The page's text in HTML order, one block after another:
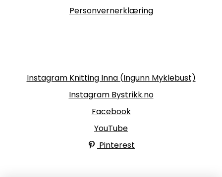
Personvernerklæring
Instagram Knitting Inna (Ingunn Myklebust)
Instagram Bystrikk.no
Facebook
YouTube
Pinterest